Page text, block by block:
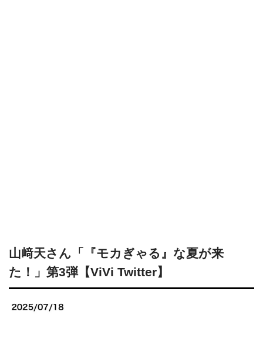
山﨑天さん「『モカぎゃる』な夏が来
た！」第3弾【ViVi Twitter】